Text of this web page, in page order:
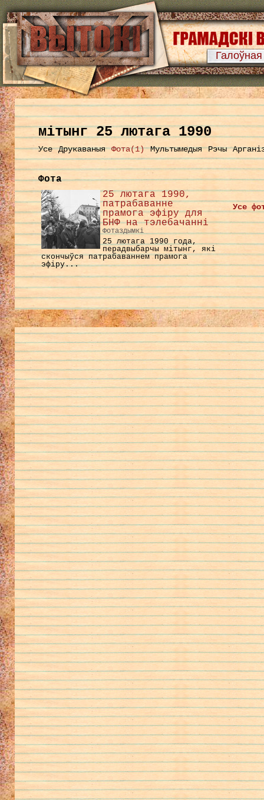
Галоўная
мітынг 25 лютага 1990
Усе Друкаваныя Фота(1) Мультымедыя Рэчы
Фота
25 лютага 1990,
патрабаванне
прамога эфіру для
БНФ на тэлебачанні
Фотаздымкі
25 лютага 1990 года,
перадвыбарчы мітынг, які
скончыўся патрабаваннем прамога
эфіру...
Усе